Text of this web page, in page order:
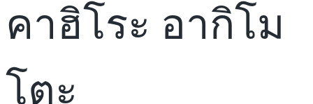
คาฮิโระ อากิโม
โตะ